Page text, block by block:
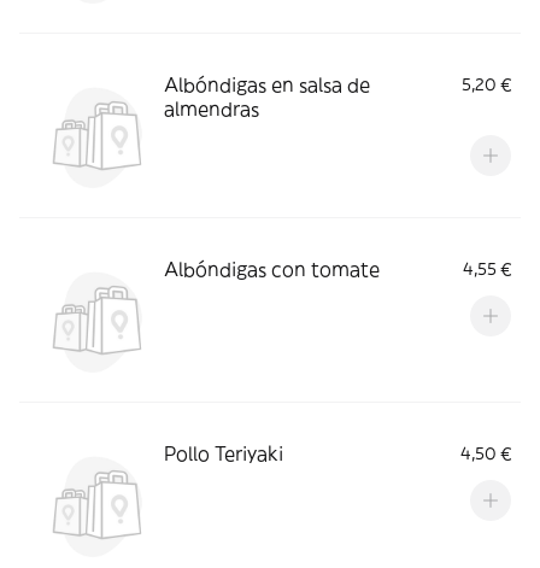
Albóndigas en salsa de
almendras
5,20 €
Albóndigas con tomate 4,55 €
Pollo Teriyaki 4,50 €